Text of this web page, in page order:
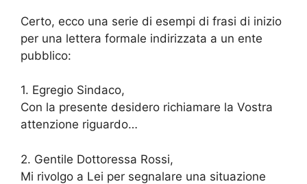
Certo, ecco una serie di esempi di frasi di inizio
per una lettera formale indirizzata a un ente
pubblico:
1. Egregio Sindaco,
Con la presente desidero richiamare la Vostra
attenzione riguardo…
2. Gentile Dottoressa Rossi,
Mi rivolgo a Lei per segnalare una situazione